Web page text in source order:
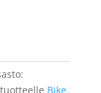
Bike